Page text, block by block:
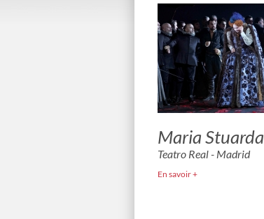
Maria Stuarda
Teatro Real - Madrid
En savoir +